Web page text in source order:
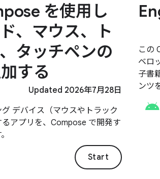
を使用し
、マウス、ト
タッチペンの
する
Updated 2026年7月28日
デバイス（マウスやトラック
アプリを、Compose で開発す
Start
この
ベロ
子書
ンツ
い
す。